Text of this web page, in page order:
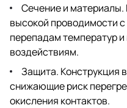
Сечение и
высокой проводимости
перепадам температур
воздействиям.
Защита. Конструкция
снижающие риск
окисления контактов.